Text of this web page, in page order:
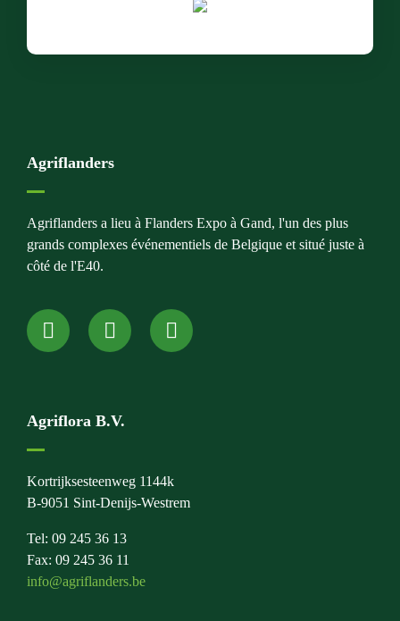
Agriflanders
Agriflanders a lieu à Flanders Expo à Gand, l'un des plus
grands complexes événementiels de Belgique et situé juste à
côté de l'E40.
Agriflora B.V.
Kortrijksesteenweg 1144k
B-9051 Sint-Denijs-Westrem
Tel: 09 245 36 13
Fax: 09 245 36 11
info@agriflanders.be